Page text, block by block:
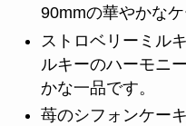
90mmの華やかなケ
ストロベリーミル
ルキーのハーモニ
かな一品です。
苺のシフォンケー